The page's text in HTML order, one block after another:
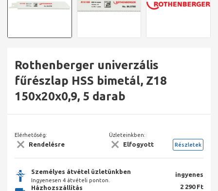
Rothenberger univerzális
fűrészlap HSS bimetál, Z18
150x20x0,9, 5 darab
Elérhetőség:
Rendelésre
Üzleteinkben:
Elfogyott Részletek
Személyes átvétel üzletünkben
Ingyenesen 4 átvételi ponton.
ingyenes
Házhozszállítás
2 290 Ft